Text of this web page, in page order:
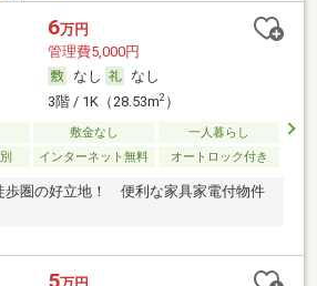
6万円
管理費5,000円
なし
なし
3階 / 1K（28.53m2）
敷金なし
一人暮らし
インターネット無料 オートロック付き
歩圏の好立地！ 便利な家具家電付物件
5